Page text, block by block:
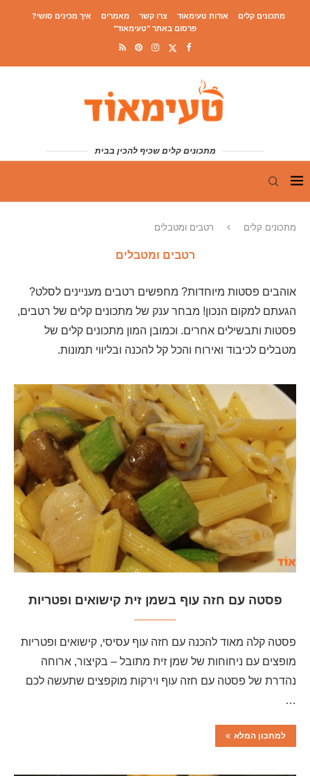
מתכונים קלים אודות טעימאוד צרו קשר מאמרים
איך מכינים סושי?
פרסום באתר "טעימאוד"
מתכונים קלים שכיף להכין בבית
מתכונים קלים רטבים ומטבלים
רטבים ומטבלים
אוהבים פסטות מיוחדות? מחפשים רטבים מעניינים לסלט?
הגעתם למקום הנכון! מבחר ענק של מתכונים קלים של רטבים,
פסטות ותבשילים אחרים. וכמובן המון מתכונים קלים של
מטבלים לכיבוד ואירוח והכל קל להכנה ובליווי תמונות.
פסטה עם חזה עוף בשמן זית קישואים ופטריות
פסטה קלה מאוד להכנה עם חזה עוף עסיסי, קישואים ופטריות
מופצים עם ניחוחות של שמן זית מתובל – בקיצור, ארוחה
נהדרת של פסטה עם חזה עוף וירקות מוקפצים שתעשה לכם
…
למתכון המלא